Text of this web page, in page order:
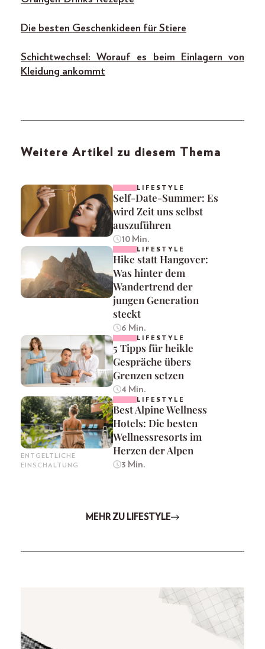
Die besten Geschenkideen für Stiere
Schichtwechsel: Worauf es beim Einlagern von
Kleidung ankommt
Weitere Artikel zu diesem Thema
LIFESTYLE
Self-Date-Summer: Es
wird Zeit uns selbst
auszuführen
10 Min.
LIFESTYLE
Hike statt Hangover:
Was hinter dem
Wandertrend der
jungen Generation
steckt
6 Min.
LIFESTYLE
5 Tipps für heikle
Gespräche übers
Grenzen setzen
4 Min.
ENTGELTLICHE
EINSCHALTUNG
LIFESTYLE
Best Alpine Wellness
Hotels: Die besten
Wellnessresorts im
Herzen der Alpen
3 Min.
MEHR ZU LIFESTYLE